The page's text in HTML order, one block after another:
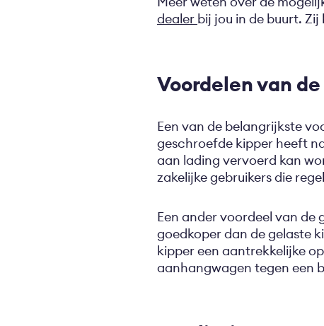
dealer bij jou in de buurt.
Voordelen van
Een van de belangrijkste
geschroefde kipper heeft
aan lading vervoerd kan
zakelijke gebruikers die
Een ander voordeel van de
goedkoper dan de gelaste
kipper een aantrekkelijke
aanhangwagen tegen een